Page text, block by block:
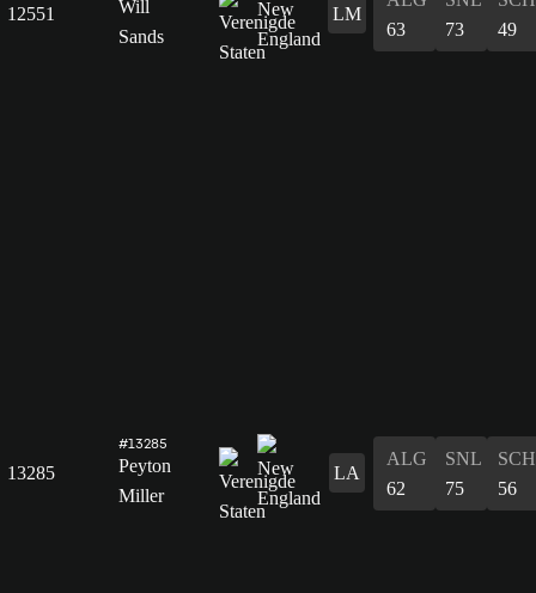
12551
Will
Sands
LM
63
73
49
13285
#13285
Peyton
Miller
LA
ALG
62
SNL
75
SCH
56